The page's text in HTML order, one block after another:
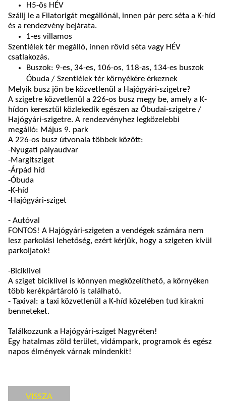
H5-ös HÉV
Szállj le a Filatorigát megállónál, innen pár perc séta a K-híd
és a rendezvény bejárata.
1-es villamos
Szentlélek tér megálló, innen rövid séta vagy HÉV
csatlakozás.
Buszok: 9-es, 34-es, 106-os, 118-as, 134-es buszok
Óbuda / Szentlélek tér környékére érkeznek
Melyik busz jön be közvetlenül a Hajógyári-szigetre?
A szigetre közvetlenül a 226-os busz megy be, amely a K-
hídon keresztül közlekedik egészen az Óbudai-szigetre /
Hajógyári-szigetre. A rendezvényhez legközelebbi
megálló: Május 9. park
A 226-os busz útvonala többek között:
-Nyugati pályaudvar
-Margitsziget
-Árpád híd
-Óbuda
-K-híd
-Hajógyári-sziget
- Autóval
FONTOS! A Hajógyári-szigeten a vendégek számára nem
lesz parkolási lehetőség, ezért kérjük, hogy a szigeten kívül
parkoljatok!
-Biciklivel
A sziget biciklivel is könnyen megközelíthető, a környéken
több kerékpártároló is található.
- Taxival: a taxi közvetlenül a K-híd közelében tud kirakni
benneteket.
Találkozzunk a Hajógyári-sziget Nagyréten!
Egy hatalmas zöld terület, vidámpark, programok és egész
napos élmények várnak mindenkit!
VISSZA